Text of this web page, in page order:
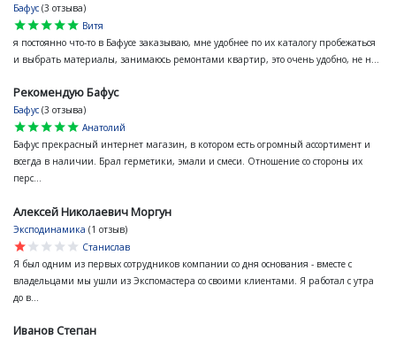
Бафус (3 отзыва)
star
star
star
star
star
Витя
я постоянно что-то в Бафусе заказываю, мне удобнее по их каталогу пробежаться
и выбрать материалы, занимаюсь ремонтами квартир, это очень удобно, не н...
Рекомендую Бафус
Бафус (3 отзыва)
star
star
star
star
star
Анатолий
Бафус прекрасный интернет магазин, в котором есть огромный ассортимент и
всегда в наличии. Брал герметики, эмали и смеси. Отношение со стороны их
перс...
Алексей Николаевич Моргун
Эксподинамика (1 отзыв)
star
star
star
star
star
Станислав
Я был одним из первых сотрудников компании со дня основания - вместе с
владельцами мы ушли из Экспомастера со своими клиентами. Я работал с утра
до в...
Иванов Степан